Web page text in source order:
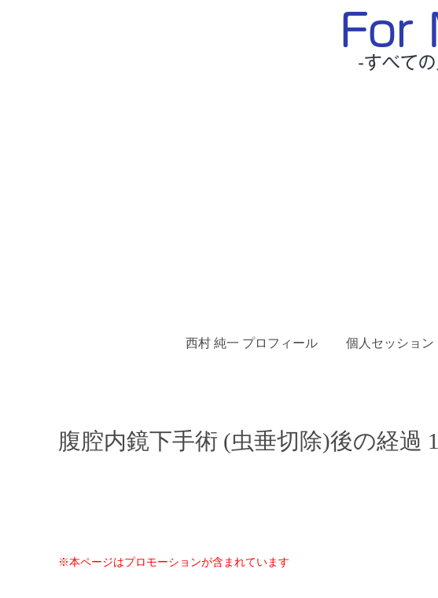
西村 純一 プロフィール 個人セッション
腹腔内鏡下手術 (虫垂切除)後の経過
※本ページはプロモーションが含まれています